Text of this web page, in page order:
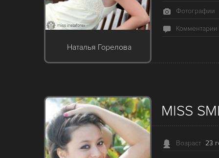
Наталья Горелова
Фотографии
Комментарии
MISS
Возраст 23